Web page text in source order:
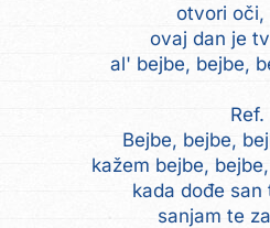
otvori oči,
ovaj dan je
al' bejbe, bejbe,
Ref.
Bejbe, bejbe,
kažem bejbe,
kada dođe san
sanjam te